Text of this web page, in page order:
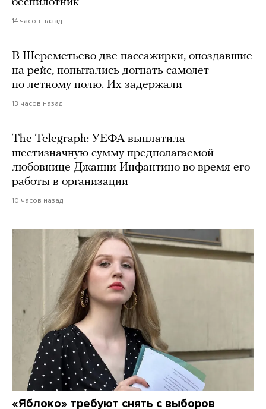
беспилотник
14 часов назад
В Шереметьево две пассажирки, опоздавшие
на рейс, попытались догнать самолет
по летному полю. Их задержали
13 часов назад
The Telegraph: УЕФА выплатила
шестизначную сумму предполагаемой
любовнице Джанни Инфантино во время его
работы в организации
10 часов назад
«Яблоко» требуют снять с выборов